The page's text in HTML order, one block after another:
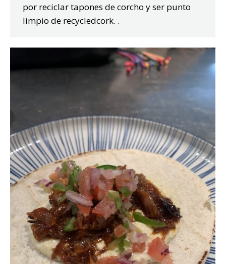
por reciclar tapones de corcho y ser punto
limpio de recycledcork. .